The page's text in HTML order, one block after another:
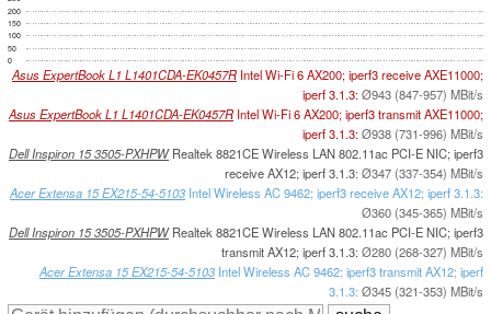
0
50
100
150
200
Asus ExpertBook L1 L1401CDA-EK0457R Intel Wi-Fi 6 AX200; iperf3 receive AXE11000;
iperf 3.1.3:Ø943 (847-957) MBit/s
Asus ExpertBook L1 L1401CDA-EK0457R Intel Wi-Fi 6 AX200; iperf3 transmit AXE11000;
iperf 3.1.3:Ø938 (731-996) MBit/s
Dell Inspiron 15 3505-PXHPWRealtek 8821CE Wireless LAN 802.11ac PCI-E NIC; iperf3
receive AX12; iperf 3.1.3: Ø347 (337-354) MBit/s
Acer Extensa 15 EX215-54-5103 Intel Wireless AC 9462; iperf3 receive AX12; iperf 3.1.3:
Ø360 (345-365) MBit/s
Dell Inspiron 15 3505-PXHPWRealtek 8821CE Wireless LAN 802.11ac PCI-E NIC; iperf3
transmit AX12; iperf 3.1.3: Ø280 (268-327) MBit/s
Acer Extensa 15 EX215-54-5103 Intel Wireless AC 9462; iperf3 transmit AX12; iperf
3.1.3: Ø345 (321-353) MBit/s